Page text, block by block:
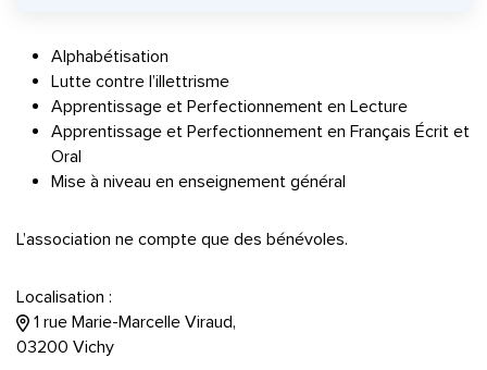
Alphabétisation
Lutte contre l’illettrisme
Apprentissage et Perfectionnement en Lecture
Apprentissage et Perfectionnement en Français Écrit et
Oral
Mise à niveau en enseignement général
L’association ne compte que des bénévoles.
Localisation :
1 rue Marie-Marcelle Viraud,
03200 Vichy